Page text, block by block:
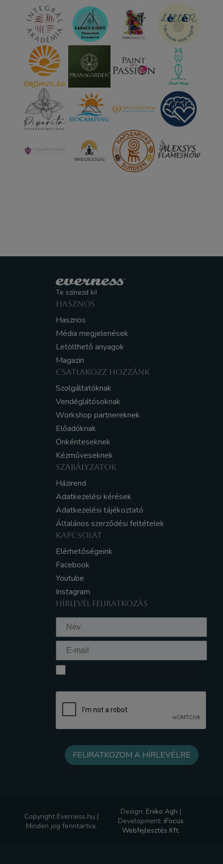
Te színezd ki!
HASZNOS
Hasznos
Média megjelenések
Letölthető anyagok
Magazin
CSATLAKOZZ HOZZÁNK
Szolgáltatóknak
Vendéglátósoknak
Workshop partnereknek
Előadóknak
Önkénteseknek
Kézműveseknek
SZABÁLYZATOK
Házirend
Adatkezelési kérések
Adatkezelési tájékoztató
Általános szerződési feltételek
KAPCSOLAT
Elérhetőségeink
Facebook
Youtube
Instagram
HÍRLEVÉL FELIRATKOZÁS
Copyright Everness.hu |
Minden jog fenntartva.
Design: Eniko Agh |
Development: iFocus
Webfejlesztés Kft.